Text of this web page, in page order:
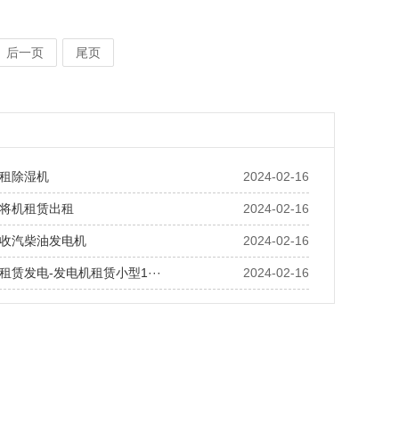
后一页 尾页
2024-02-16
除湿机
2024-02-16
机租赁出租
2024-02-16
汽柴油发电机
2024-02-16
赁发电-发电机租赁小型1···